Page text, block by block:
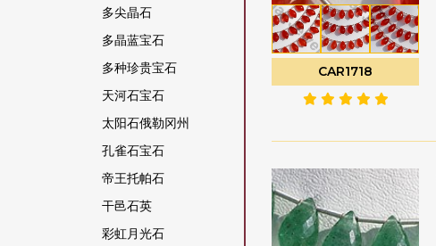
多尖晶石
多晶蓝宝石
多种珍贵宝石
天河石宝石
太阳石俄勒冈州
孔雀石宝石
帝王托帕石
干邑石英
彩虹月光石
CAR1718